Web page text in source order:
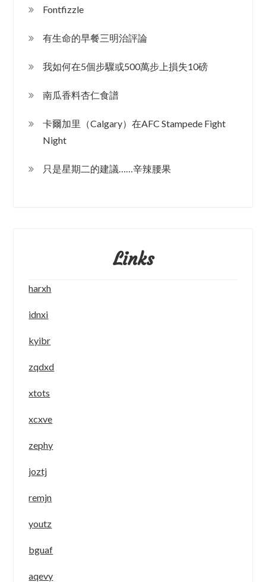
Fontfizzle
有生命的早餐三明治評論
我如何在5個步驟或500萬步上損失10磅
南瓜香料杏仁食譜
卡爾加里（Calgary）在AFC Stampede Fight
Night
只是星期二的建議……辛辣腰果
Links
harxh
idnxi
kyibr
zqdxd
xtots
xcxve
zephy
joztj
remjn
youtz
bguaf
aqevy